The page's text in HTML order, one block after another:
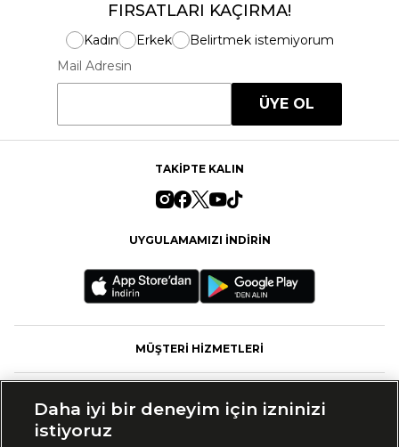
FIRSATLARI KAÇIRMA!
Kadın Erkek
Belirtmek istemiyorum
Mail Adresin
ÜYE OL
TAKİPTE KALIN
UYGULAMAMIZI İNDİRİN
MÜŞTERİ HİZMETLERİ
Daha iyi bir deneyim için izninizi
istiyoruz